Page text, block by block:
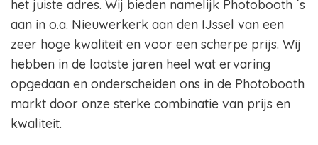
het juiste adres. Wij bieden namelijk Photobooth ´s
aan in o.a. Nieuwerkerk aan den IJssel van een
zeer hoge kwaliteit en voor een scherpe prijs. Wij
hebben in de laatste jaren heel wat ervaring
opgedaan en onderscheiden ons in de Photobooth
markt door onze sterke combinatie van prijs en
kwaliteit.